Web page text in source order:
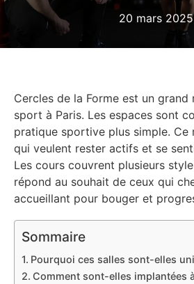
20 mars 2025
Cercles de la Forme est un grand
sport à Paris. Les espaces sont
pratique sportive plus simple. Ce
qui veulent rester actifs et se
Les cours couvrent plusieurs
répond au souhait de ceux qui
accueillant pour bouger et
Sommaire
Pourquoi ces salles sont-elles
Comment sont-elles implantées